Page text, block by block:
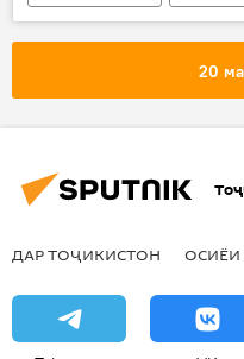
20
ДАР ТОҶИКИСТОН ОСИЁИ